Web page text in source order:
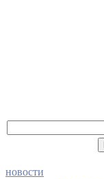
новости